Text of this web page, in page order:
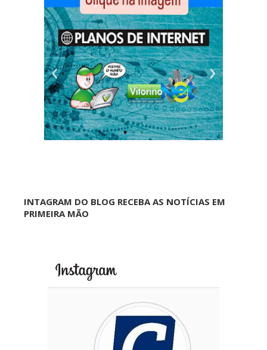
INTAGRAM DO BLOG RECEBA AS NOTÍCIAS EM
PRIMEIRA MÃO